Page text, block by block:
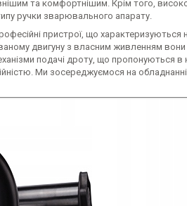
та комфортнішим. Крім того,
ручки зварювального апарату.
пристрої, що
двигуну з власним живленням вони
подачі дроту, що пропонуються в
Ми зосереджуємося на